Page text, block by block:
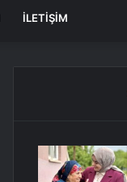
İLETIŞIM